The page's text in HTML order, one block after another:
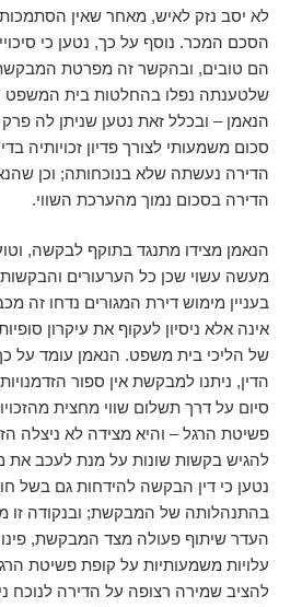
לא יסב נזק לאיש, מאחר שאין
הסכם המכר. נוסף על כך, נטען כי
הם טובים, ובהקשר זה מפרטת
שלטענתה נפלו בהחלטות בית המשפט
הנאמן – ובכלל זאת נטען שניתן לה
סכום משמעותי לצורך פדיון זכויותיה
הדירה נעשתה שלא בנוכחותה; וכן
הדירה בסכום נמוך מהערכת השווי.
הנאמן מצידו מתנגד בתוקף לבקשה,
מעשה עשוי שכן כל הערעורים
בעניין מימוש דירת המגורים נדחו זה
אינה אלא ניסיון לעקוף את עיקרון
של הליכי בית משפט. הנאמן עומד על
הדין, ניתנו למבקשת אין ספור
סיום על דרך תשלום שווי מחצית
פשיטת הרגל – והיא מצידה לא ניצלה
להגיש בקשות שונות על מנת לעכב את
נטען כי דין הבקשה להידחות גם בשל
בהתנהלותה של המבקשת; ובנקודה זו
העדר שיתוף פעולה מצד המבקשת,
עלויות משמעותיות על קופת פשיטת
להציב שמירה רצופה על הדירה לנוכח